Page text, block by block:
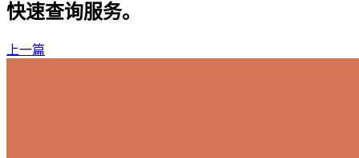
快速查询服务。
上一篇